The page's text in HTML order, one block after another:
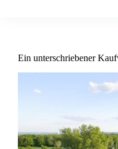
Ein unterschriebener